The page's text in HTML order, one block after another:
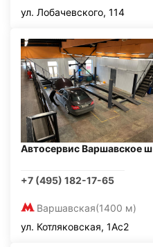
ул. Лобачевского, 114
Автосервис Варшавское ш
+7 (495) 182-17-65
Варшавская(1400 м)
ул. Котляковская, 1Ас2